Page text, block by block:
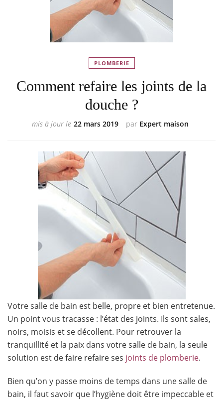
PLOMBERIE
Comment refaire les joints de la
douche ?
par Expert maison
mis à jour le 22 mars 2019
Votre salle de bain est belle, propre et bien entretenue.
Un point vous tracasse : l’état des joints. Ils sont sales,
noirs, moisis et se décollent. Pour retrouver la
tranquillité et la paix dans votre salle de bain, la seule
solution est de faire refaire ses joints de plomberie.
Bien qu’on y passe moins de temps dans une salle de
bain, il faut savoir que l’hygiène doit être impeccable et